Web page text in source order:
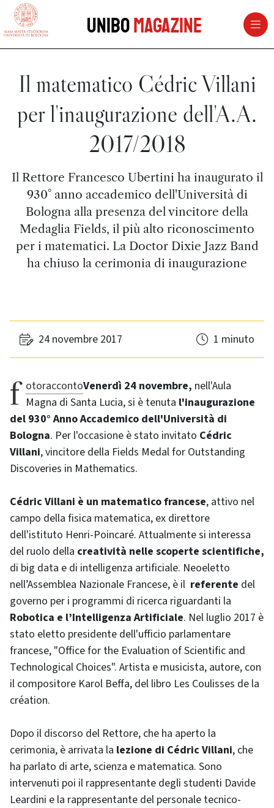
vai al contenuto della pagina
UniboMagazine
Il matematico Cédric Villani
per l'inaugurazione dell'A.A.
2017/2018
Il Rettore Francesco Ubertini ha inaugurato il
930° anno accademico dell'Università di
Bologna alla presenza del vincitore della
Medaglia Fields, il più alto riconoscimento
per i matematici. La Doctor Dixie Jazz Band
ha chiuso la cerimonia di inaugurazione
24 novembre 2017 1 minuto
fotoraccontoVenerdì 24 novembre, nell'Aula
Magna di Santa Lucia, si è tenuta l'inaugurazione
del 930° Anno Accademico dell'Università di
Bologna. Per l'occasione è stato invitato Cédric
Villani, vincitore della Fields Medal for Outstanding
Discoveries in Mathematics.
Cédric Villani è un matematico francese, attivo nel
campo della fisica matematica, ex direttore
dell'istituto Henri-Poincaré. Attualmente si interessa
del ruolo della creatività nelle scoperte scientifiche,
di big data e di intelligenza artificiale. Neoeletto
nell’Assemblea Nazionale Francese, è il referente del
governo per i programmi di ricerca riguardanti la
Robotica e l’Intelligenza Artificiale. Nel luglio 2017 è
stato eletto presidente dell'ufficio parlamentare
francese, "Office for the Evaluation of Scientific and
Technological Choices". Artista e musicista, autore, con
il compositore Karol Beffa, del libro Les Coulisses de la
création.
Dopo il discorso del Rettore, che ha aperto la
cerimonia, è arrivata la lezione di Cédric Villani, che
ha parlato di arte, scienza e matematica. Sono
intervenuti poi il rappresentante degli studenti Davide
Leardini e la rappresentante del personale tecnico-